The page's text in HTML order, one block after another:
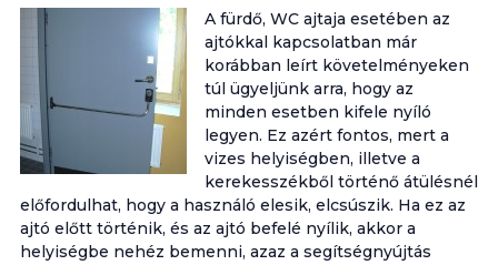
A fürdő, WC ajtaja esetében az
ajtókkal kapcsolatban már
korábban leírt követelményeken
túl ügyeljünk arra, hogy az
minden esetben kifele nyíló
legyen. Ez azért fontos, mert a
vizes helyiségben, illetve a
kerekesszékből történő átülésnél
előfordulhat, hogy a használó elesik, elcsúszik. Ha ez az
ajtó előtt történik, és az ajtó befelé nyílik, akkor a
helyiségbe nehéz bemenni, azaz a segítségnyújtás